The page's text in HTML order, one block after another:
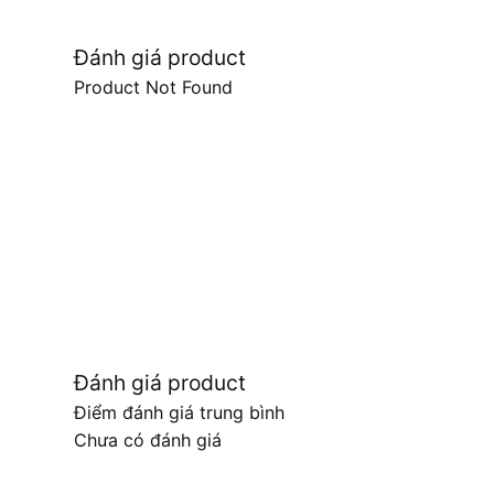
Đánh giá product
Product Not Found
Đánh giá product
Điểm đánh giá trung bình
Chưa có đánh giá